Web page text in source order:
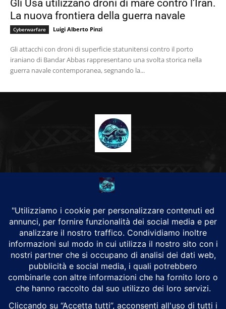
Gli Usa utilizzano droni di mare contro l’Iran.
La nuova frontiera della guerra navale
Cyberwarfare Luigi Alberto Pinzi
Gli attacchi con droni di superficie statunitensi contro il porto
iraniano di Bandar Abbas rappresentano una svolta storica nella
guerra navale contemporanea, segnando la...
CHI SIAMO
Alground Geopolitica e Cyberwarfare.
Da una idea di Brunilde Trizio
Alground fa parte del Gruppo Trizio
SEGUICI